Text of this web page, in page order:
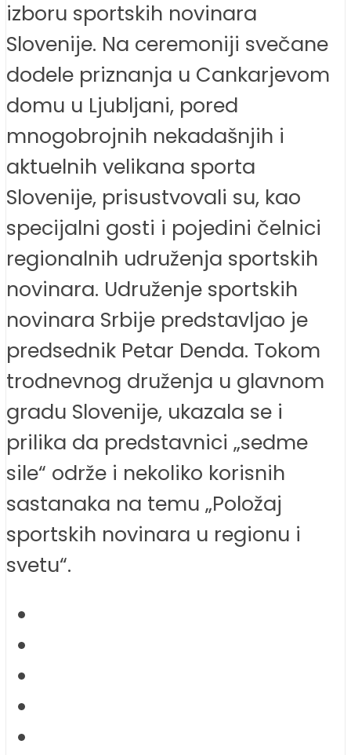
izboru sportskih novinara
Slovenije. Na ceremoniji svečane
dodele priznanja u Cankarjevom
domu u Ljubljani, pored
mnogobrojnih nekadašnjih i
aktuelnih velikana sporta
Slovenije, prisustvovali su, kao
specijalni gosti i pojedini čelnici
regionalnih udruženja sportskih
novinara. Udruženje sportskih
novinara Srbije predstavljao je
predsednik Petar Denda. Tokom
trodnevnog druženja u glavnom
gradu Slovenije, ukazala se i
prilika da predstavnici „sedme
sile“ održe i nekoliko korisnih
sastanaka na temu „Položaj
sportskih novinara u regionu i
svetu“.